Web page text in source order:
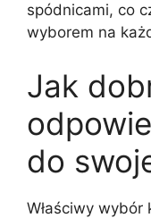
spódnicami, co
wyborem na
Jak
do
Właściwy